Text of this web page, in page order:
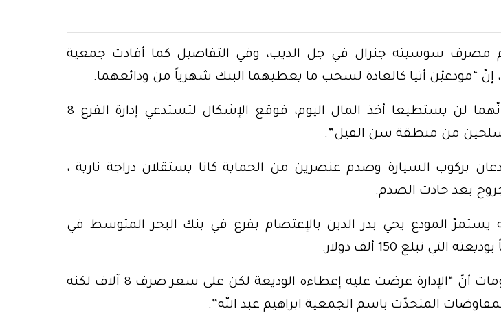
مصرف سوسيته جنرال في جل الديب، وفي التفاصيل كما أفادت جمعية
إنّ “مودعيْن أتيا كالعادة لسحب ما يعطيهما البنك شهرياً من ودائعهما.
إلا أنّهما أُبلغا أنّهما لن يستطيعا أخذ المال اليوم، فوقع الإشكال لتستدعي إدارة الفرع 8
من منطقة سن الفيل”.
بركوب السيارة وصدم عنصرين من الحماية كانا يستقلان دراجة نارية ،
بعد حادث الصدم.
يستمرّ المودع يحي بدر الدين بالإعتصام بفرع في بنك البحر المتوسط في
وكشفت المعلومات أنّ “الإدارة عرضت عليه إعطاءه الوديعة لكن على سعر صرف 8 آلاف لكنه
المتحدّث باسم الجمعية ابراهيم عبد الله”.